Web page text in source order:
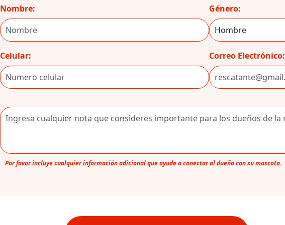
Nombre:
Celular:
Género:
Correo Electrónico:
Por favor incluye cualquier información adicional que ayude a conectar al dueño con su mascota.